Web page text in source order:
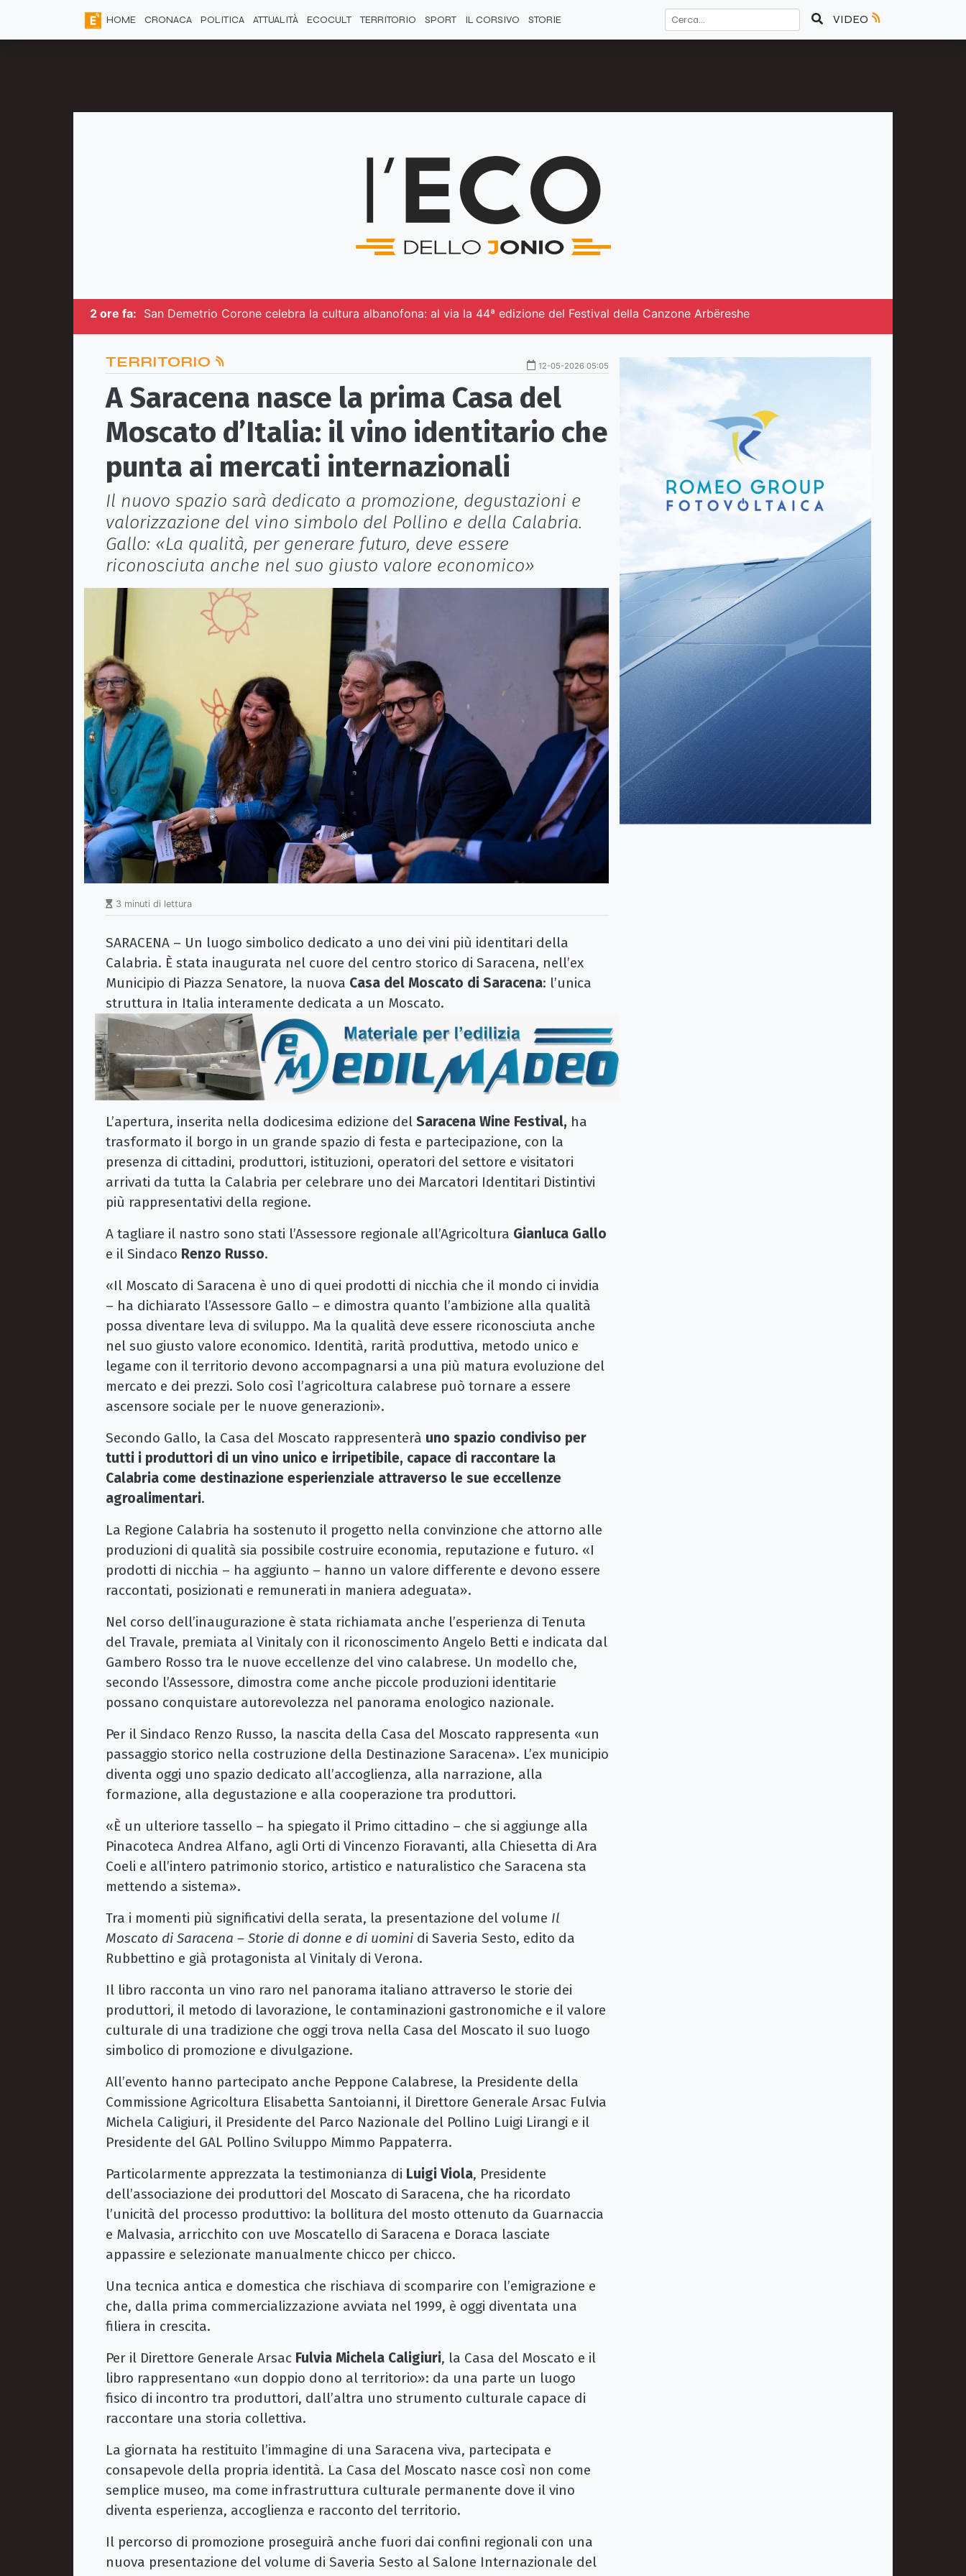
HOME CRONACA POLITICA ATTUALITÀ ECOCULT TERRITORIO SPORT IL CORSIVO STORIE VIDEO
2 ore fa: San Demetrio Corone celebra la cultura albanofona: al via la 44ª edizione del Festival della Canzone Arbëreshe
TERRITORIO 12-05-2026 05:05
A Saracena nasce la prima Casa del
Moscato d’Italia: il vino identitario che
punta ai mercati internazionali
Il nuovo spazio sarà dedicato a promozione, degustazioni e
valorizzazione del vino simbolo del Pollino e della Calabria.
Gallo: «La qualità, per generare futuro, deve essere
riconosciuta anche nel suo giusto valore economico»
3 minuti di lettura
SARACENA – Un luogo simbolico dedicato a uno dei vini più identitari della
Calabria. È stata inaugurata nel cuore del centro storico di Saracena, nell’ex
Municipio di Piazza Senatore, la nuova Casa del Moscato di Saracena: l’unica
struttura in Italia interamente dedicata a un Moscato.
L’apertura, inserita nella dodicesima edizione del Saracena Wine Festival, ha
trasformato il borgo in un grande spazio di festa e partecipazione, con la
presenza di cittadini, produttori, istituzioni, operatori del settore e visitatori
arrivati da tutta la Calabria per celebrare uno dei Marcatori Identitari Distintivi
più rappresentativi della regione.
A tagliare il nastro sono stati l’Assessore regionale all’Agricoltura Gianluca Gallo
e il Sindaco Renzo Russo.
«Il Moscato di Saracena è uno di quei prodotti di nicchia che il mondo ci invidia
– ha dichiarato l’Assessore Gallo – e dimostra quanto l’ambizione alla qualità
possa diventare leva di sviluppo. Ma la qualità deve essere riconosciuta anche
nel suo giusto valore economico. Identità, rarità produttiva, metodo unico e
legame con il territorio devono accompagnarsi a una più matura evoluzione del
mercato e dei prezzi. Solo così l’agricoltura calabrese può tornare a essere
ascensore sociale per le nuove generazioni».
Secondo Gallo, la Casa del Moscato rappresenterà uno spazio condiviso per
tutti i produttori di un vino unico e irripetibile, capace di raccontare la
Calabria come destinazione esperienziale attraverso le sue eccellenze
agroalimentari.
La Regione Calabria ha sostenuto il progetto nella convinzione che attorno alle
produzioni di qualità sia possibile costruire economia, reputazione e futuro. «I
prodotti di nicchia – ha aggiunto – hanno un valore differente e devono essere
raccontati, posizionati e remunerati in maniera adeguata».
Nel corso dell’inaugurazione è stata richiamata anche l’esperienza di Tenuta
del Travale, premiata al Vinitaly con il riconoscimento Angelo Betti e indicata dal
Gambero Rosso tra le nuove eccellenze del vino calabrese. Un modello che,
secondo l’Assessore, dimostra come anche piccole produzioni identitarie
possano conquistare autorevolezza nel panorama enologico nazionale.
Per il Sindaco Renzo Russo, la nascita della Casa del Moscato rappresenta «un
passaggio storico nella costruzione della Destinazione Saracena». L’ex municipio
diventa oggi uno spazio dedicato all’accoglienza, alla narrazione, alla
formazione, alla degustazione e alla cooperazione tra produttori.
«È un ulteriore tassello – ha spiegato il Primo cittadino – che si aggiunge alla
Pinacoteca Andrea Alfano, agli Orti di Vincenzo Fioravanti, alla Chiesetta di Ara
Coeli e all’intero patrimonio storico, artistico e naturalistico che Saracena sta
mettendo a sistema».
Tra i momenti più significativi della serata, la presentazione del volume Il
Moscato di Saracena – Storie di donne e di uomini di Saveria Sesto, edito da
Rubbettino e già protagonista al Vinitaly di Verona.
Il libro racconta un vino raro nel panorama italiano attraverso le storie dei
produttori, il metodo di lavorazione, le contaminazioni gastronomiche e il valore
culturale di una tradizione che oggi trova nella Casa del Moscato il suo luogo
simbolico di promozione e divulgazione.
All’evento hanno partecipato anche Peppone Calabrese, la Presidente della
Commissione Agricoltura Elisabetta Santoianni, il Direttore Generale Arsac Fulvia
Michela Caligiuri, il Presidente del Parco Nazionale del Pollino Luigi Lirangi e il
Presidente del GAL Pollino Sviluppo Mimmo Pappaterra.
Particolarmente apprezzata la testimonianza di Luigi Viola, Presidente
dell’associazione dei produttori del Moscato di Saracena, che ha ricordato
l’unicità del processo produttivo: la bollitura del mosto ottenuto da Guarnaccia
e Malvasia, arricchito con uve Moscatello di Saracena e Doraca lasciate
appassire e selezionate manualmente chicco per chicco.
Una tecnica antica e domestica che rischiava di scomparire con l’emigrazione e
che, dalla prima commercializzazione avviata nel 1999, è oggi diventata una
filiera in crescita.
Per il Direttore Generale Arsac Fulvia Michela Caligiuri, la Casa del Moscato e il
libro rappresentano «un doppio dono al territorio»: da una parte un luogo
fisico di incontro tra produttori, dall’altra uno strumento culturale capace di
raccontare una storia collettiva.
La giornata ha restituito l’immagine di una Saracena viva, partecipata e
consapevole della propria identità. La Casa del Moscato nasce così non come
semplice museo, ma come infrastruttura culturale permanente dove il vino
diventa esperienza, accoglienza e racconto del territorio.
Il percorso di promozione proseguirà anche fuori dai confini regionali con una
nuova presentazione del volume di Saveria Sesto al Salone Internazionale del